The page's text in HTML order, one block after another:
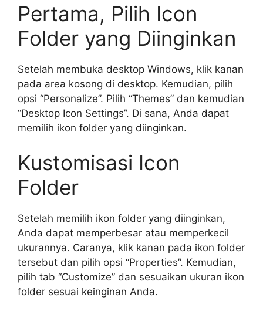
Pertama, Pilih Icon
Folder yang Diinginkan
Setelah membuka desktop Windows, klik kanan
pada area kosong di desktop. Kemudian, pilih
opsi “Personalize”. Pilih “Themes” dan kemudian
“Desktop Icon Settings”. Di sana, Anda dapat
memilih ikon folder yang diinginkan.
Kustomisasi Icon
Folder
Setelah memilih ikon folder yang diinginkan,
Anda dapat memperbesar atau memperkecil
ukurannya. Caranya, klik kanan pada ikon folder
tersebut dan pilih opsi “Properties”. Kemudian,
pilih tab “Customize” dan sesuaikan ukuran ikon
folder sesuai keinginan Anda.